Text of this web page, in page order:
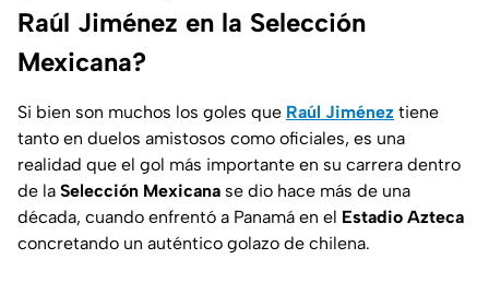
Raúl Jiménez en la Selección
Mexicana?
Si bien son muchos los goles que Raúl Jiménez tiene
tanto en duelos amistosos como oficiales, es una
realidad que el gol más importante en su carrera dentro
de la Selección Mexicana se dio hace más de una
década, cuando enfrentó a Panamá en el Estadio Azteca
concretando un auténtico golazo de chilena.